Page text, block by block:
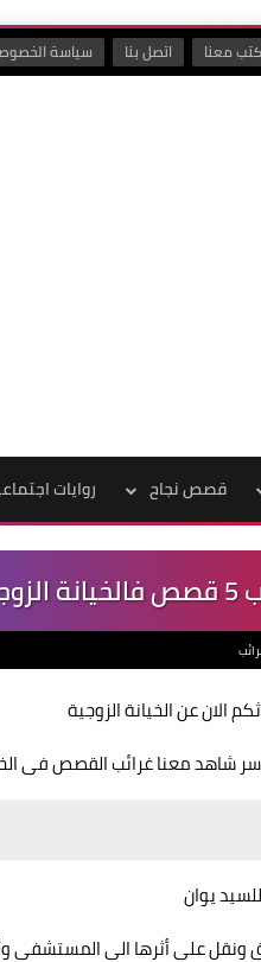
معنا اتصل بنا سياسة
قصص نجاح روايات
عن الخيانة الزوجية
شاهد معنا غرائب القصص فى
يوان
ونقل على أثرها الى المستشفى